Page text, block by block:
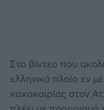
Στο βίντεο που
ελληνικό πλοίο εν
κακοκαιρίας στον